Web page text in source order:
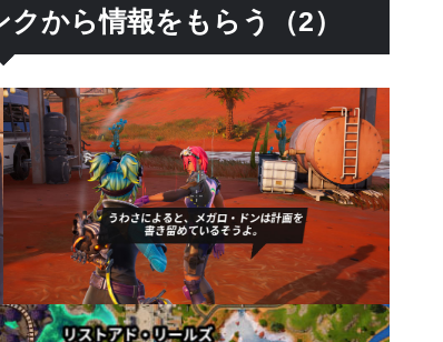
から情報をもらう（2）